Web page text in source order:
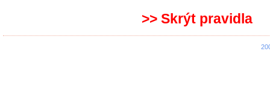
>> Skrýt pravidla